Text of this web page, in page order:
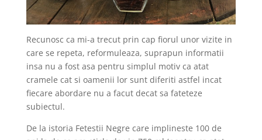
Recunosc ca mi-a trecut prin cap fiorul unor vizite in
care se repeta, reformuleaza, suprapun informatii
insa nu a fost asa pentru simplul motiv ca atat
cramele cat si oamenii lor sunt diferiti astfel incat
fiecare abordare nu a facut decat sa fateteze
subiectul.
De la istoria Fetestii Negre care implineste 100 de